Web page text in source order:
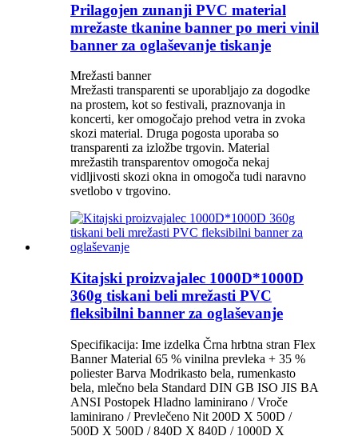
Prilagojen zunanji PVC material
mrežaste tkanine banner po meri vinil
banner za oglaševanje tiskanje
Mrežasti banner
Mrežasti transparenti se uporabljajo za dogodke
na prostem, kot so festivali, praznovanja in
koncerti, ker omogočajo prehod vetra in zvoka
skozi material. Druga pogosta uporaba so
transparenti za izložbe trgovin. Material
mrežastih transparentov omogoča nekaj
vidljivosti skozi okna in omogoča tudi naravno
svetlobo v trgovino.
Kitajski proizvajalec 1000D*1000D
360g tiskani beli mrežasti PVC
fleksibilni banner za oglaševanje
Specifikacija: Ime izdelka Črna hrbtna stran Flex
Banner Material 65 % vinilna prevleka + 35 %
poliester Barva Modrikasto bela, rumenkasto
bela, mlečno bela Standard DIN GB ISO JIS BA
ANSI Postopek Hladno laminirano / Vroče
laminirano / Prevlečeno Nit 200D X 500D /
500D X 500D / 840D X 840D / 1000D X